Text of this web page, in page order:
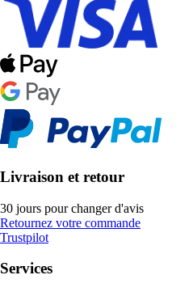
Livraison et retour
30 jours pour changer d'avis
Retournez votre commande
Trustpilot
Services